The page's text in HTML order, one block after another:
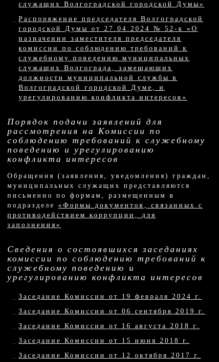
служащих Волгоградской городской Думы»
Распоряжение председателя Волгоградской
городской Думы от 27.04.2024 № 52-к «О
назначении заместителя председателя
комиссии по соблюдению требований к
служебному поведению муниципальных
служащих Волгограда, замещающих
должности муниципальной службы в
Волгоградской городской Думе, и
урегулированию конфликта интересов»
Порядок подачи заявлений для
рассмотрения на Комиссии по
соблюдению требований к служебному
поведению и урегулированию
конфликта интересов
Обращения (заявления, уведомления) граждан,
муниципальных служащих представляются
письменно по формам, размещенным в
подразделе «Формы документов, связанных с
противодействием коррупции, для
заполнения»
Сведения о состоявшихся заседаниях
комиссии по соблюдению требований к
служебному поведению и
урегулированию конфликта интересов
Заседание Комиссии от 19 февраля 2024 г.
Заседание Комиссии от 06 сентября 2019 г.
Заседание Комиссии от 16 августа 2018 г.
Заседание Комиссии от 15 июня 2018 г.
Заседание Комиссии от 12 октября 2017 г.